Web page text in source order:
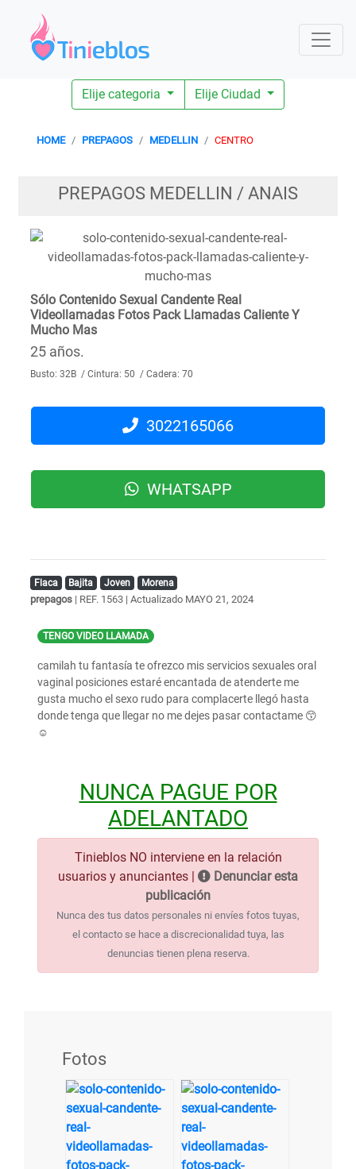
Elije categoria Elije Ciudad
HOME PREPAGOS MEDELLIN CENTRO
PREPAGOS MEDELLIN / ANAIS
Sólo Contenido Sexual Candente Real
Videollamadas Fotos Pack Llamadas Caliente Y
Mucho Mas
25 años.
Busto: 32B / Cintura: 50 / Cadera: 70
3022165066
WHATSAPP
Flaca Bajita Joven Morena
prepagos | REF. 1563 | Actualizado MAYO 21, 2024
TENGO VIDEO LLAMADA
camilah tu fantasía te ofrezco mis servicios sexuales oral
vaginal posiciones estaré encantada de atenderte me
gusta mucho el sexo rudo para complacerte llegó hasta
donde tenga que llegar no me dejes pasar contactame 😙
☺️
NUNCA PAGUE POR
ADELANTADO
Tinieblos NO interviene en la relación
usuarios y anunciantes |
Denunciar esta
publicación
Nunca des tus datos personales ni envíes fotos tuyas,
el contacto se hace a discrecionalidad tuya, las
denuncias tienen plena reserva.
Fotos